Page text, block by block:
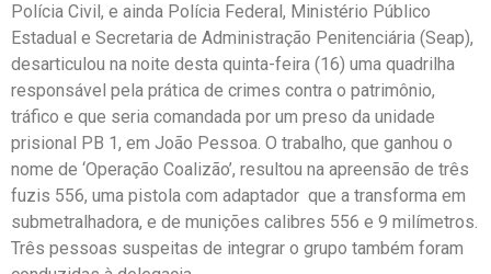
Polícia Civil, e ainda Polícia Federal, Ministério Público
Estadual e Secretaria de Administração Penitenciária (Seap),
desarticulou na noite desta quinta-feira (16) uma quadrilha
responsável pela prática de crimes contra o patrimônio,
tráfico e que seria comandada por um preso da unidade
prisional PB 1, em João Pessoa. O trabalho, que ganhou o
nome de ‘Operação Coalizão’, resultou na apreensão de três
fuzis 556, uma pistola com adaptador que a transforma em
submetralhadora, e de munições calibres 556 e 9 milímetros.
Três pessoas suspeitas de integrar o grupo também foram